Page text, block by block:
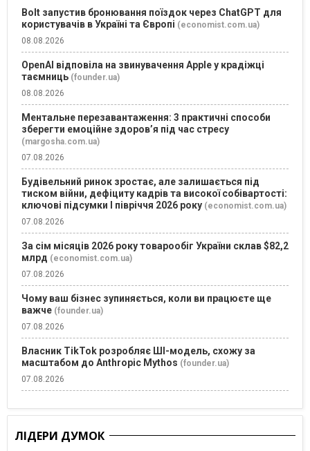
Bolt запустив бронювання поїздок через ChatGPT для
користувачів в Україні та Європі (economist.com.ua)
08.08.2026
OpenAI відповіла на звинувачення Apple у крадіжці
таємниць (founder.ua)
08.08.2026
Ментальне перезавантаження: 3 практичні способи
зберегти емоційне здоров’я під час стресу
(margosha.com.ua)
07.08.2026
Будівельний ринок зростає, але залишається під
тиском війни, дефіциту кадрів та високої собівартості:
ключові підсумки І півріччя 2026 року (economist.com.ua)
07.08.2026
За сім місяців 2026 року товарообіг України склав $82,2
млрд (economist.com.ua)
07.08.2026
Чому ваш бізнес зупиняється, коли ви працюєте ще
важче (founder.ua)
07.08.2026
Власник TikTok розробляє ШІ-модель, схожу за
масштабом до Anthropic Mythos (founder.ua)
07.08.2026
ЛІДЕРИ ДУМОК